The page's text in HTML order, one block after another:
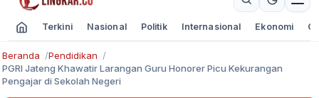
Terkini Nasional Politik Internasional Ekonomi
Beranda
Pendidikan
PGRI Jateng Khawatir Larangan Guru Honorer Picu Kekurangan
Pengajar di Sekolah Negeri